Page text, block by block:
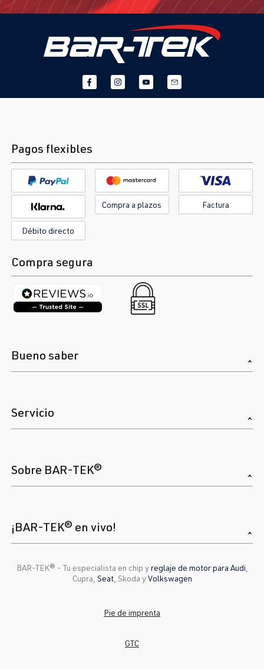
Pagos flexibles
Compra a plazos Factura
Débito directo
Compra segura
Bueno saber
Servicio
Sobre BAR-TEK®
¡BAR-TEK® en vivo!
BAR-TEK®️ - Tu especialista en chip yreglaje de motor para Audi
Cupra, Seat, Skoda yVolkswagen
Pie de imprenta
GTC